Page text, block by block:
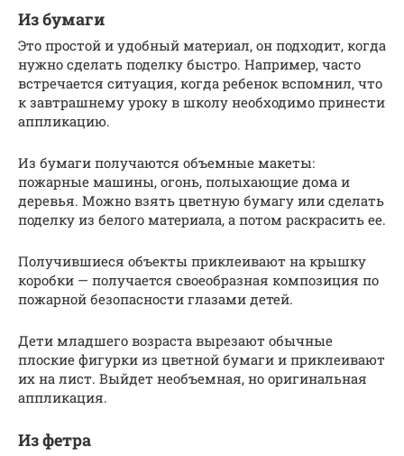
Из бумаги
Это простой и удобный материал, он подходит, когда
нужно сделать поделку быстро. Например, часто
встречается ситуация, когда ребенок вспомнил, что
к завтрашнему уроку в школу необходимо принести
аппликацию.
Из бумаги получаются объемные макеты:
пожарные машины, огонь, полыхающие дома и
деревья. Можно взять цветную бумагу или сделать
поделку из белого материала, а потом раскрасить ее.
Получившиеся объекты приклеивают на крышку
коробки — получается своеобразная композиция по
пожарной безопасности глазами детей.
Дети младшего возраста вырезают обычные
плоские фигурки из цветной бумаги и приклеивают
их на лист. Выйдет необъемная, но оригинальная
аппликация.
Из фетра